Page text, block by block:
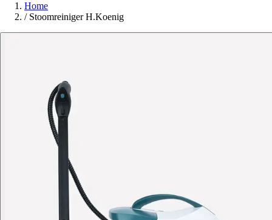
Home
/ Stoomreiniger H.Koenig